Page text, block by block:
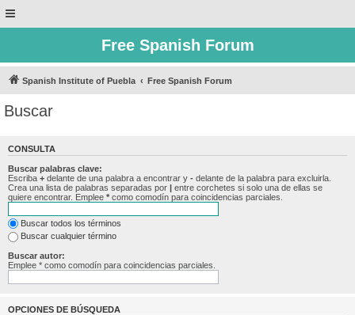
Free Spanish Forum
Spanish Institute of Puebla Free Spanish Forum
Buscar
CONSULTA
Buscar palabras clave:
Escriba + delante de una palabra a encontrar y - delante de la palabra para excluirla.
Crea una lista de palabras separadas por | entre corchetes si solo una de ellas se
quiere encontrar. Emplee * como comodín para coincidencias parciales.
Buscar todos los términos
Buscar cualquier término
Buscar autor:
Emplee * como comodín para coincidencias parciales.
OPCIONES DE BÚSQUEDA